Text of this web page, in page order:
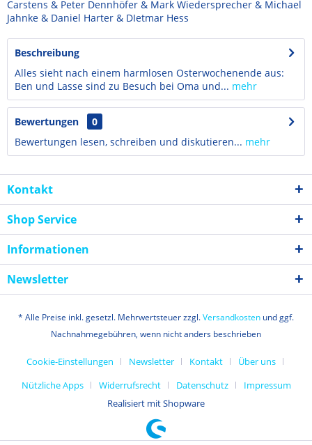
Carstens & Peter Dennhöfer & Mark Wiedersprecher & Michael
Jahnke & Daniel Harter & DIetmar Hess
Beschreibung
Alles sieht nach einem harmlosen Osterwochenende aus:
Ben und Lasse sind zu Besuch bei Oma und... mehr
Bewertungen
0
Bewertungen lesen, schreiben und diskutieren... mehr
Kontakt
Shop Service
Informationen
Newsletter
* Alle Preise inkl. gesetzl. Mehrwertsteuer zzgl.Versandkosten und ggf.
Nachnahmegebühren, wenn nicht anders beschrieben
Cookie-Einstellungen Newsletter Kontakt
Über uns
Nützliche Apps
Widerrufsrecht Datenschutz
Impressum
Realisiert mit Shopware